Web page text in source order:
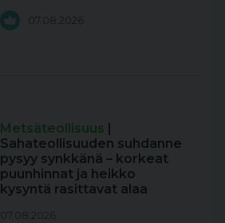
07.08.2026
Metsäteollisuus |
Sahateollisuuden suhdanne
pysyy synkkänä – korkeat
puunhinnat ja heikko
kysyntä rasittavat alaa
07.08.2026